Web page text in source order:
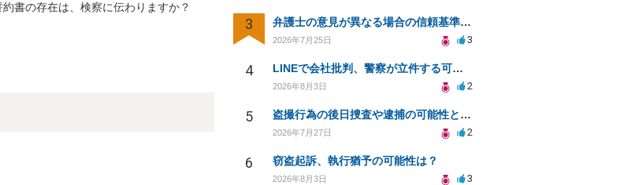
書の存在は、検察に伝わりますか？
3 弁護士の意見が異なる場合の信頼基準について教えてください
2026年7月25日 3
4 LINEで会社批判、警察が立件する可能性は？
2026年8月3日 2
5 盗撮行為の後日捜査や逮捕の可能性と初動対応について
2026年7月27日 2
6 窃盗起訴、執行猶予の可能性は？
2026年8月3日 3